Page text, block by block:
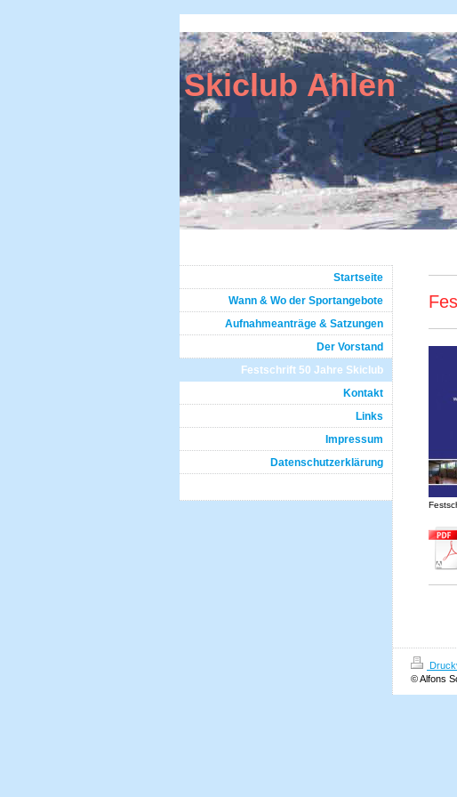
Skiclub Ahlen
Startseite
Wann & Wo der Sportangebote
Aufnahmeanträge & Satzungen
Der Vorstand
Festschrift 50 Jahre Skiclub
Kontakt
Links
Impressum
Datenschutzerklärung
© Alfons